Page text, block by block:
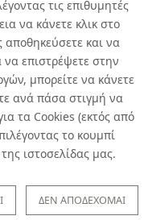
τις επιθυμητές
να κάνετε κλικ στο
και να
να επιστρέψετε στην
μπορείτε να κάνετε
ανά πάσα στιγμή να
τα Cookies (εκτός από
το κουμπί
ιστοσελίδας μας.
ΔΕΝ ΑΠΟΔΕΧΟΜΑΙ
rights reserved